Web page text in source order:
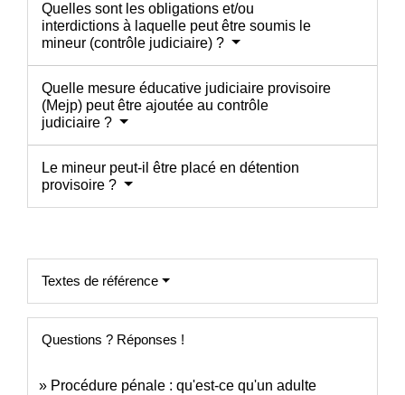
Quelles sont les obligations et/ou
interdictions à laquelle peut être soumis le
mineur (contrôle judiciaire) ?
Quelle mesure éducative judiciaire provisoire
(Mejp) peut être ajoutée au contrôle
judiciaire ?
Le mineur peut-il être placé en détention
provisoire ?
Textes de référence
Questions ? Réponses !
Procédure pénale : qu'est-ce qu'un adulte